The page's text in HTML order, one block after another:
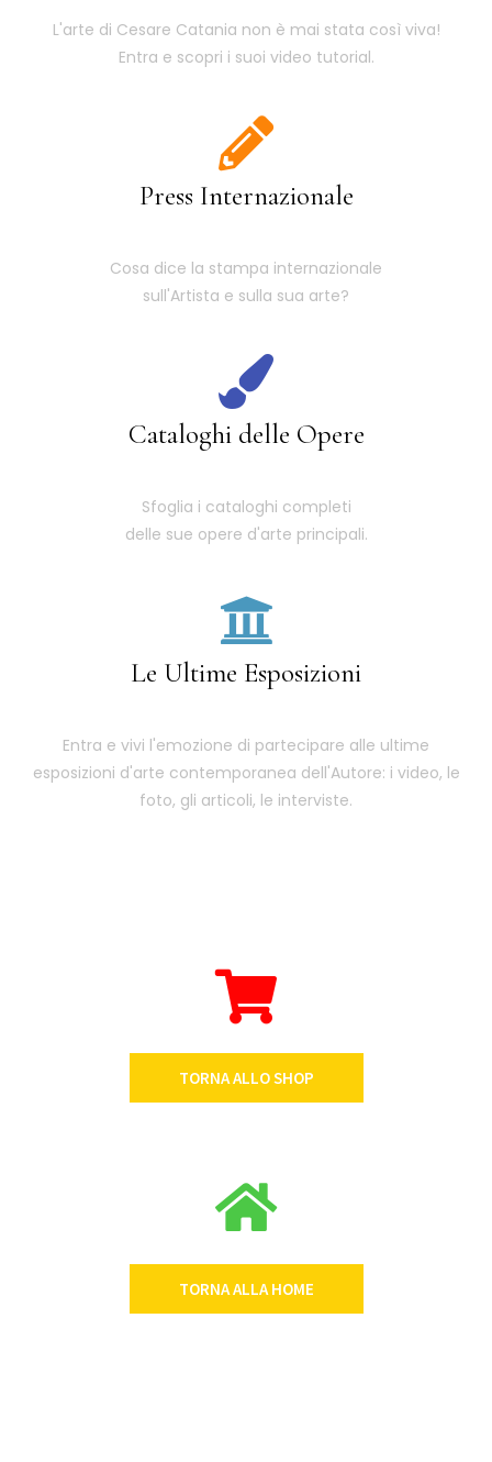
L'arte di Cesare Catania non è mai stata così viva!
Entra e scopri i suoi video tutorial.
Press Internazionale
Cosa dice la stampa internazionale
sull'Artista e sulla sua arte?
Cataloghi delle Opere
Sfoglia i cataloghi completi
delle sue opere d'arte principali.
Le Ultime Esposizioni
Entra e vivi l'emozione di partecipare alle ultime
esposizioni d'arte contemporanea dell'Autore: i video, le
foto, gli articoli, le interviste.
TORNA ALLO SHOP
TORNA ALLA HOME